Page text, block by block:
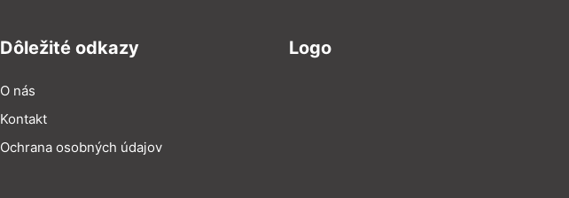
Dôležité odkazy
O nás
Kontakt
Ochrana osobných údajov
Logo